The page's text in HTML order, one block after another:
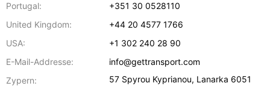
Portugal:
+351 30 0528110
United Kingdom:
+44 20 4577 1766
USA:
+1 302 240 28 90
E-Mail-Addresse:
info@gettransport.com
Zypern:
57 Spyrou Kyprianou, Lanarka 6051